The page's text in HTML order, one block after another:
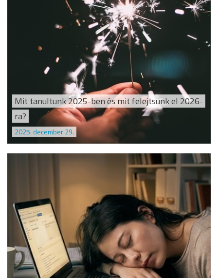
Mit tanultunk 2025-ben és mit felejtsünk el 2026-
ra?
2025. december 29.